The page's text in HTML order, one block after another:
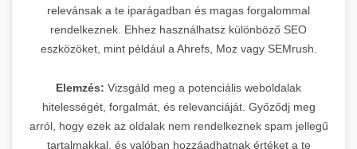
relevánsak a te iparágadban és magas forgalommal
rendelkeznek. Ehhez használhatsz különböző SEO
eszközöket, mint például a Ahrefs, Moz vagy SEMrush.
Elemzés: Vizsgáld meg a potenciális weboldalak
hitelességét, forgalmát, és relevanciáját. Győződj meg
arról, hogy ezek az oldalak nem rendelkeznek spam jellegű
tartalmakkal, és valóban hozzáadhatnak értéket a te